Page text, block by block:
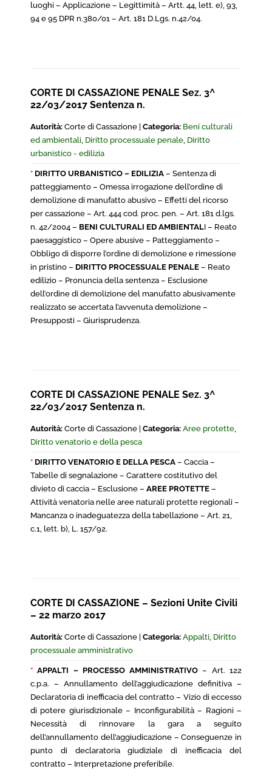
luoghi – Applicazione – Legittimità – Artt. 44, lett. e), 93,
94 e 95 DPR n.380/01 – Art. 181 D.Lgs. n.42/04.
CORTE DI CASSAZIONE PENALE Sez. 3^
22/03/2017 Sentenza n.
Autorità: Corte di Cassazione | Categoria: Beni culturali
ed ambientali, Diritto processuale penale, Diritto
urbanistico - edilizia
* DIRITTO URBANISTICO – EDILIZIA – Sentenza di
patteggiamento – Omessa irrogazione dell’ordine di
demolizione di manufatto abusivo – Effetti del ricorso
per cassazione – Art. 444 cod. proc. pen. – Art. 181 d.lgs.
n. 42/2004 – BENI CULTURALI ED AMBIENTALI – Reato
paesaggistico – Opere abusive – Patteggiamento –
Obbligo di disporre l’ordine di demolizione e rimessione
in pristino – DIRITTO PROCESSUALE PENALE – Reato
edilizio – Pronuncia della sentenza – Esclusione
dell’ordine di demolizione del manufatto abusivamente
realizzato se accertata l’avvenuta demolizione –
Presupposti – Giurisprudenza.
CORTE DI CASSAZIONE PENALE Sez. 3^
22/03/2017 Sentenza n.
Autorità: Corte di Cassazione | Categoria: Aree protette,
Diritto venatorio e della pesca
* DIRITTO VENATORIO E DELLA PESCA – Caccia –
Tabelle di segnalazione – Carattere costitutivo del
divieto di caccia – Esclusione – AREE PROTETTE –
Attività venatoria nelle aree naturali protette regionali –
Mancanza o inadeguatezza della tabellazione – Art. 21,
c.1, lett. b), L. 157/92.
CORTE DI CASSAZIONE – Sezioni Unite Civili
– 22 marzo 2017
Autorità: Corte di Cassazione | Categoria: Appalti, Diritto
processuale amministrativo
*APPALTI – PROCESSO AMMINISTRATIVO– Art. 122
c.p.a. – Annullamento dell’aggiudicazione definitiva –
Declaratoria di inefficacia del contratto – Vizio di eccesso
di potere giurisdizionale – Inconfigurabilità – Ragioni –
Necessità di rinnovare la gara a seguito
dell’annullamento dell’aggiudicazione – Conseguenze in
punto di declaratoria giudiziale di inefficacia del
contratto – Interpretazione preferibile.